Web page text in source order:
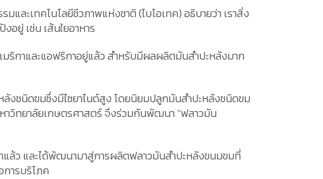
ะเทคโนโลยีชีวภาพแห่งชาติ (ไบโอเทค) อธิบายว่า เราสิ่ง
ยู่ เช่น เส้นใยอาหาร
มริกาและแอฟริกาอยู่แล้ว สำหรับมีผลผลิตมันสำปะหลังมาก
ลังชนิดขมซึ่งมีไซยาไนด์สูง โดยนิยมปลูกมันสำปะหลังชนิดขม
าวิทยาลัยเกษตรศาสตร์ จึงร่วมกันพัฒนา “ฟลาวมัน
แล้ว และได้พัฒนามาสู่การผลิตฟลาวมันสำปะหลังขนมขมที่
ารบริโภค